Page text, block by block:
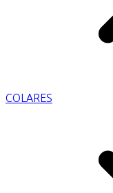
COLARES